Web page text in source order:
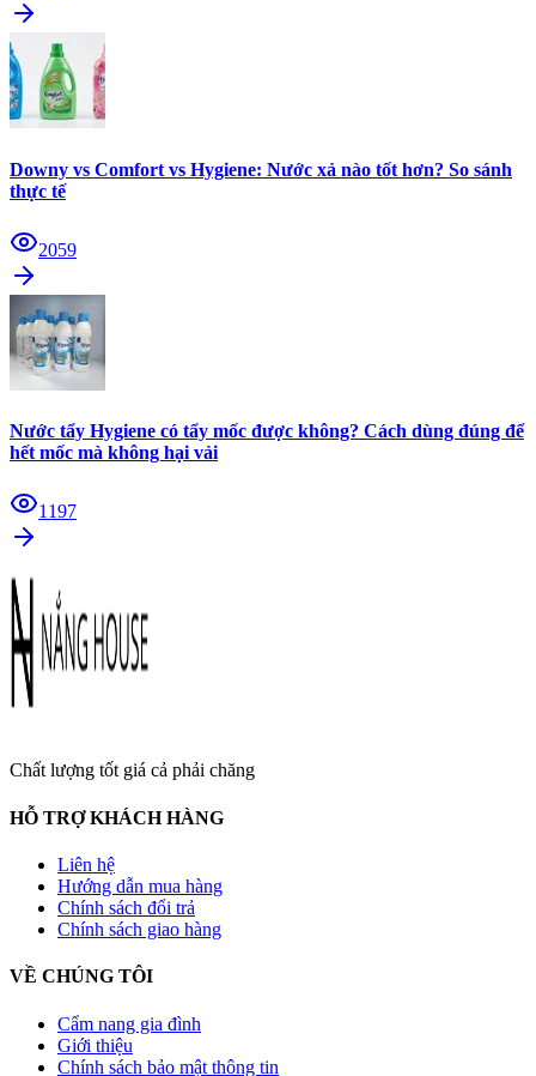
Downy vs Comfort vs Hygiene: Nước xả nào tốt hơn? So sánh
thực tế
2059
Nước tẩy Hygiene có tẩy mốc được không? Cách dùng đúng để
hết mốc mà không hại vải
1197
Chất lượng tốt giá cả phải chăng
HỖ TRỢ KHÁCH HÀNG
Liên hệ
Hướng dẫn mua hàng
Chính sách đổi trả
Chính sách giao hàng
VỀ CHÚNG TÔI
Cẩm nang gia đình
Giới thiệu
Chính sách bảo mật thông tin